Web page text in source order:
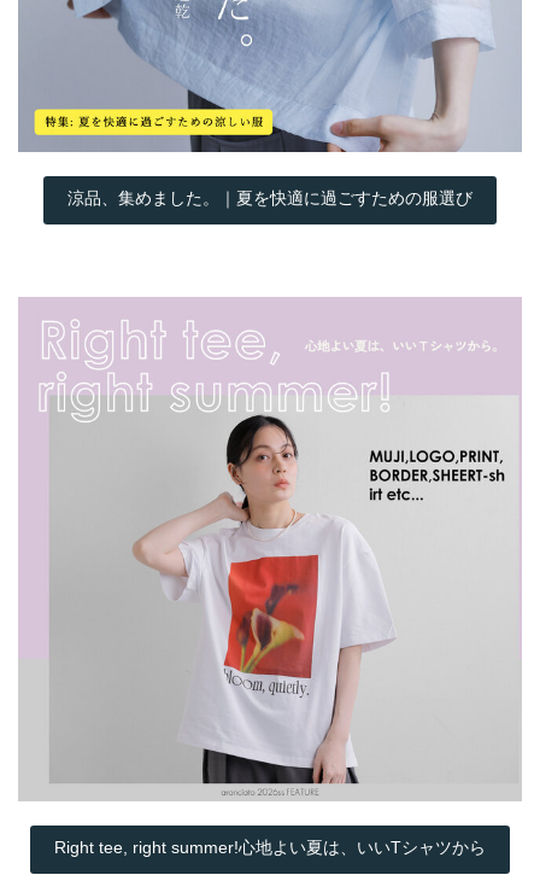
涼品、集めました。｜夏を快適に過ごすための服選び
Right tee, right summer!心地よい夏は、いいTシャツから